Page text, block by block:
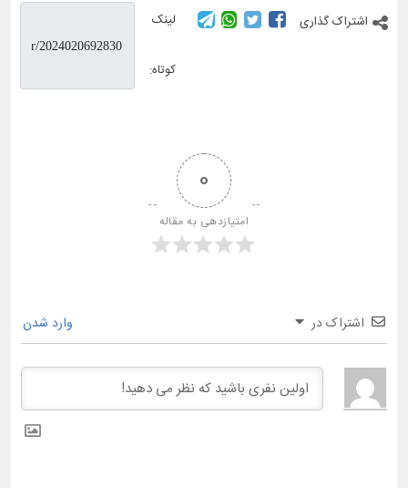
اشتراک گذاری لینک
کوتاه:
0
امتیازدهی به مقاله
اشتراک در وارد شدن